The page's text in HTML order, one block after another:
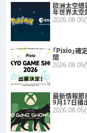
歐洲太空總
年世界太空
「Pixio」
間
最新情報節
9月17日播